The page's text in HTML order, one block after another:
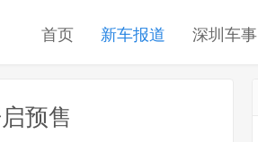
首页 新车报道 深圳车事
预售